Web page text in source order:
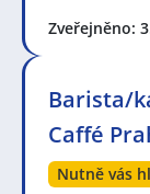
Zveřejněno:
Barista/
Caffé
Nutně vás